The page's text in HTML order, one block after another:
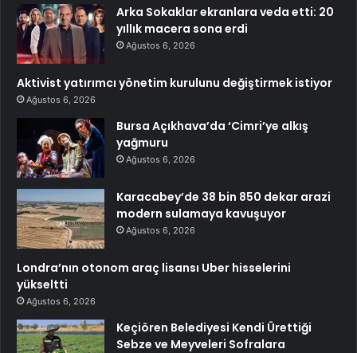
Arka Sokaklar ekranlara veda etti: 20
yıllık macera sona erdi
Ağustos 6, 2026
Aktivist yatırımcı yönetim kurulunu değiştirmek istiyor
Ağustos 6, 2026
Bursa Açıkhava’da ‘Cimri’ye alkış
yağmuru
Ağustos 6, 2026
Karacabey’de 38 bin 850 dekar arazi
modern sulamaya kavuşuyor
Ağustos 6, 2026
Londra’nın otonom araç lisansı Uber hisselerini
yükseltti
Ağustos 6, 2026
Keçiören Belediyesi Kendi Ürettiği
Sebze ve Meyveleri Sofralara